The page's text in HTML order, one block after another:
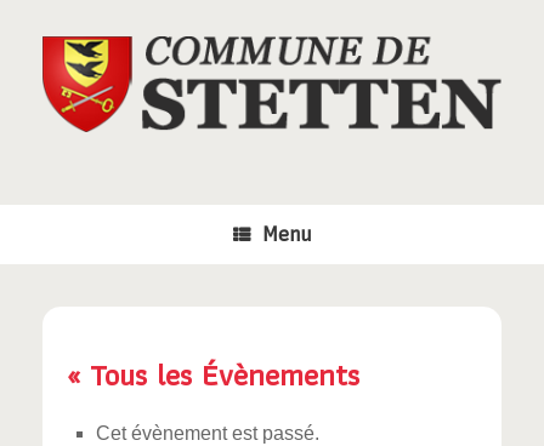
Menu
« Tous les Évènements
Cet évènement est passé.